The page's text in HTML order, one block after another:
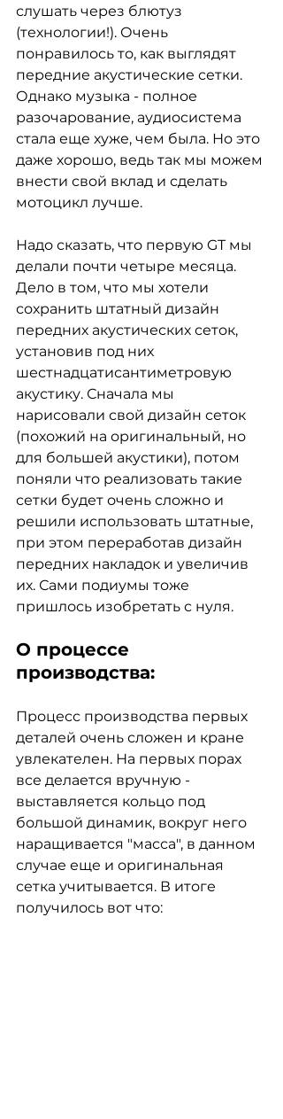
слушать через блютуз
(технологии!). Очень
понравилось то, как выглядят
передние акустические сетки.
Однако музыка - полное
разочарование, аудиосистема
стала еще хуже, чем была. Но это
даже хорошо, ведь так мы можем
внести свой вклад и сделать
мотоцикл лучше.
Надо сказать, что первую GT мы
делали почти четыре месяца.
Дело в том, что мы хотели
сохранить штатный дизайн
передних акустических сеток,
установив под них
шестнадцатисантиметровую
акустику. Сначала мы
нарисовали свой дизайн сеток
(похожий на оригинальный, но
для большей акустики), потом
поняли что реализовать такие
сетки будет очень сложно и
решили использовать штатные,
при этом переработав дизайн
передних накладок и увеличив
их. Сами подиумы тоже
пришлось изобретать с нуля.
О процессе
производства:
Процесс производства первых
деталей очень сложен и кране
увлекателен. На первых порах
все делается вручную -
выставляется кольцо под
большой динамик, вокруг него
наращивается "масса", в данном
случае еще и оригинальная
сетка учитывается. В итоге
получилось вот что: